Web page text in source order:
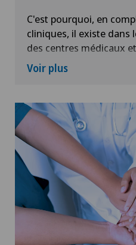
C'est pourquoi, en
cliniques, il existe dans
des centres médicaux
couvrent principalement
patients ambulatoires.
Voir plus